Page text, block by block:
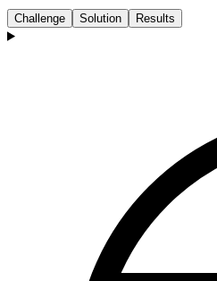
Challenge Solution Results